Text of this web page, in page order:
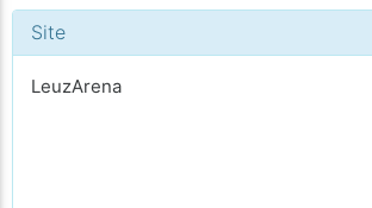
Site
LeuzArena